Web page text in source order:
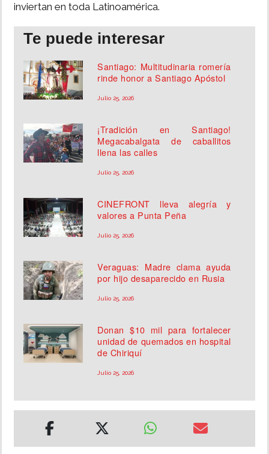
inviertan en toda Latinoamérica.
Te puede interesar
Santiago: Multitudinaria romería
rinde honor a Santiago Apóstol
Julio 25, 2026
¡Tradición en Santiago!
Megacabalgata de caballitos
llena las calles
Julio 25, 2026
CINEFRONT lleva alegría y
valores a Punta Peña
Julio 25, 2026
Veraguas: Madre clama ayuda
por hijo desaparecido en Rusia
Julio 25, 2026
Donan $10 mil para fortalecer
unidad de quemados en hospital
de Chiriquí
Julio 25, 2026